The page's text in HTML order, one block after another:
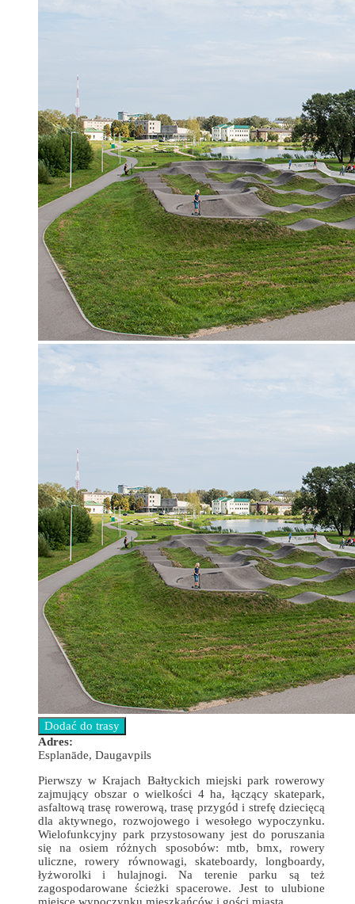
Adres:
Esplanāde, Daugavpils
Pierwszy w Krajach Bałtyckich miejski park rowerowy
zajmujący obszar o wielkości 4 ha, łączący skatepark,
asfaltową trasę rowerową, trasę przygód i strefę dziecięcą
dla aktywnego, rozwojowego i wesołego wypoczynku.
Wielofunkcyjny park przystosowany jest do poruszania
się na osiem różnych sposobów: mtb, bmx, rowery
uliczne, rowery równowagi, skateboardy, longboardy,
łyżworolki i hulajnogi. Na terenie parku są też
zagospodarowane ścieżki spacerowe. Jest to ulubione
miejsce wypoczynku mieszkańców i gości miasta.